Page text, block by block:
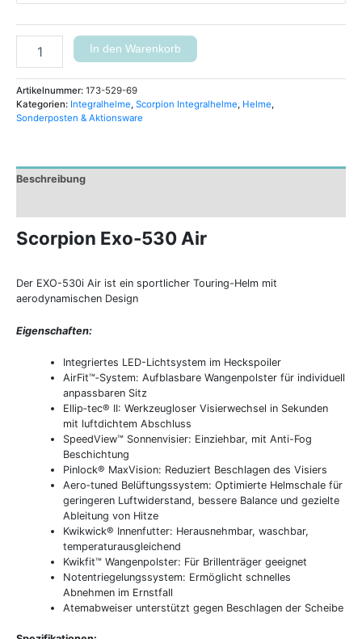
In den Warenkorb
Artikelnummer: 173-529-69
Kategorien: Integralhelme, Scorpion Integralhelme, Helme,
Sonderposten & Aktionsware
Beschreibung
Scorpion Exo-530 Air
Der EXO-530i Air ist ein sportlicher Touring-Helm mit
aerodynamischen Design
Eigenschaften:
Integriertes LED-Lichtsystem im Heckspoiler
AirFit™‑System: Aufblasbare Wangenpolster für individuell
anpassbaren Sitz
Ellip‑tec® II: Werkzeugloser Visierwechsel in Sekunden
mit luftdichtem Abschluss
SpeedView™ Sonnenvisier: Einziehbar, mit Anti-Fog
Beschichtung
Pinlock® MaxVision: Reduziert Beschlagen des Visiers
Aero‑tuned Belüftungssystem: Optimierte Helmschale für
geringeren Luftwiderstand, bessere Balance und gezielte
Ableitung von Hitze
Kwikwick® Innenfutter: Herausnehmbar, waschbar,
temperaturausgleichend
Kwikfit™ Wangenpolster: Für Brillenträger geeignet
Notentriegelungssystem: Ermöglicht schnelles
Abnehmen im Ernstfall
Atemabweiser unterstützt gegen Beschlagen der Scheibe